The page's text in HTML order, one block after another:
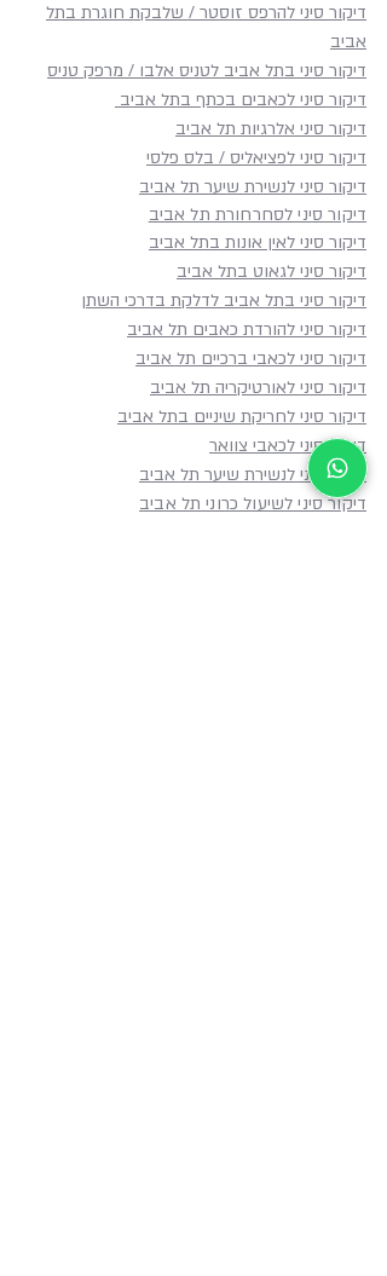
דיקור סיני להרפס זוסטר / שלבקת חוגרת בתל
אביב
דיקור סיני בתל אביב לטניס אלבו / מרפק טניס
דיקור סיני לכאבים בכתף​ בתל אביב
דיקור סיני אלרגיות תל אביב
דיקור סיני לפציאליס / בלס פלסי
דיקור סיני לנשירת שיער תל אביב
דיקור סיני לסחרחורת תל אביב
דיקור סיני לאין אונות בתל אביב
דיקור סיני לגאוט בתל אביב
דיקור סיני בתל אביב לדלקת בדרכי השתן
דיקור סיני להורדת כאבים תל אביב
דיקור סיני לכאבי ברכיים תל אביב
דיקור סיני לאורטיקריה תל אביב
דיקור סיני לחריקת שיניים בתל אביב
דיקור סיני לכאבי צוואר
דיקור סיני לנשירת שיער תל אביב
דיקור סיני לשיעול כרוני תל אביב